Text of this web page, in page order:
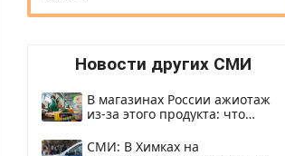
Новости других СМИ
В магазинах России ажиотаж
из-за этого продукта: что
СМИ: В Химках на